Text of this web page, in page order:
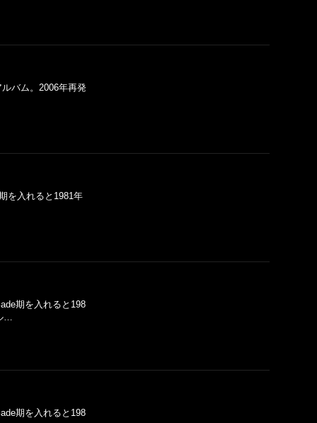
バム。2006年再発
を入れると1981年
期を入れると198
…
期を入れると198